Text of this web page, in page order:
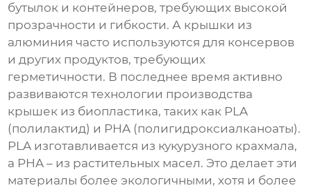
бутылок и контейнеров, требующих высокой
прозрачности и гибкости. А крышки из
алюминия часто используются для консервов
и других продуктов, требующих
герметичности. В последнее время активно
развиваются технологии производства
крышек из биопластика, таких как PLA
(полилактид) и PHA (полигидроксиалканоаты).
PLA изготавливается из кукурузного крахмала,
а PHA – из растительных масел. Это делает эти
материалы более экологичными, хотя и более